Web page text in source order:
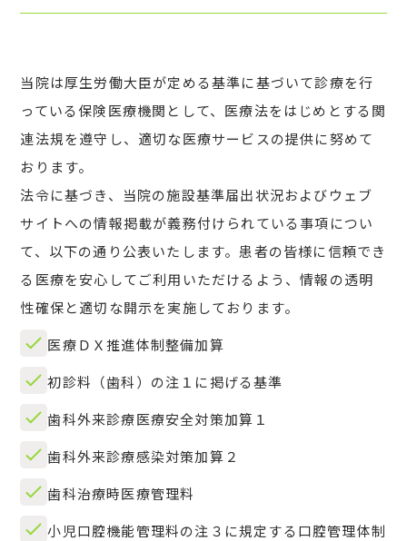
当院は厚生労働大臣が定める基準に基づいて診療を行
っている保険医療機関として、医療法をはじめとする関
連法規を遵守し、適切な医療サービスの提供に努めて
おります。
法令に基づき、当院の施設基準届出状況およびウェブ
サイトへの情報掲載が義務付けられている事項につい
て、以下の通り公表いたします。患者の皆様に信頼でき
る医療を安心してご利用いただけるよう、情報の透明
性確保と適切な開示を実施しております。
医療ＤＸ推進体制整備加算
初診料（歯科）の注１に掲げる基準
歯科外来診療医療安全対策加算１
歯科外来診療感染対策加算２
歯科治療時医療管理料
小児口腔機能管理料の注３に規定する口腔管理体制